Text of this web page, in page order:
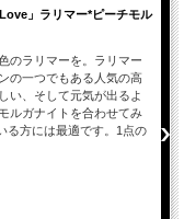
」ラリマー*ピーチモル
のラリマーを。ラリマー
の一つでもある人気の高
い、そして元気が出るよ
ルガナイトを合わせてみ
る方には最適です。1点の